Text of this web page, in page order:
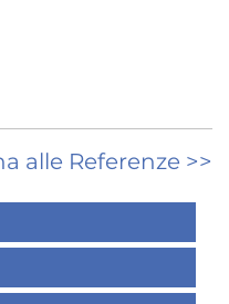
alle Referenze >>